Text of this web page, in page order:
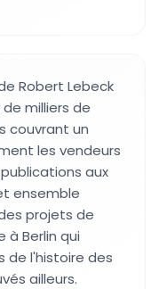
Robert Lebeck
milliers de
couvrant un
les vendeurs
aux
ensemble
projets de
à Berlin qui
de l'histoire des
ailleurs.